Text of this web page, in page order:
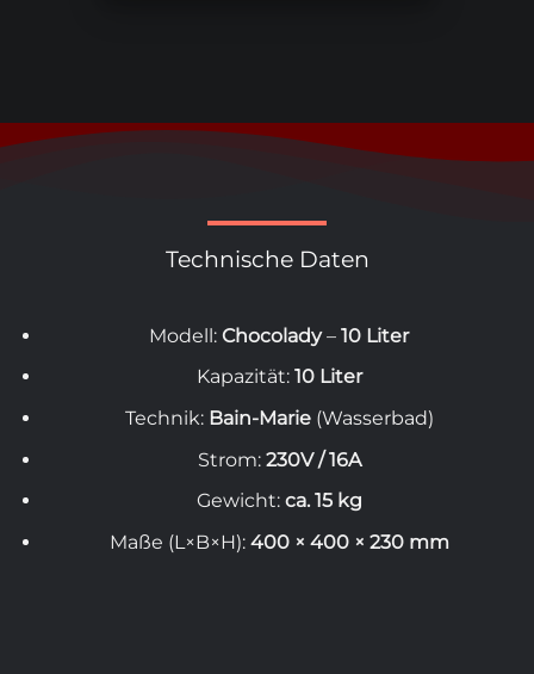
Technische Daten
Modell:Chocolady–10 Liter
Kapazität: 10 Liter
Technik: Bain-Marie(Wasserbad)
Strom: 230V / 16A
Gewicht: ca. 15 kg
Maße (L×B×H): 400 × 400 × 230 mm